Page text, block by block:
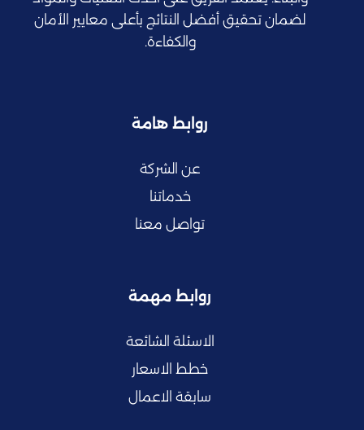
لضمان تحقيق أفضل النتائج بأعلى معايير الأمان
والكفاءة.
روابط هامة
عن الشركة
خدماتنا
تواصل معنا
روابط مهمة
الاسئلة الشائعة
خطط الاسعار
سابقة الاعمال